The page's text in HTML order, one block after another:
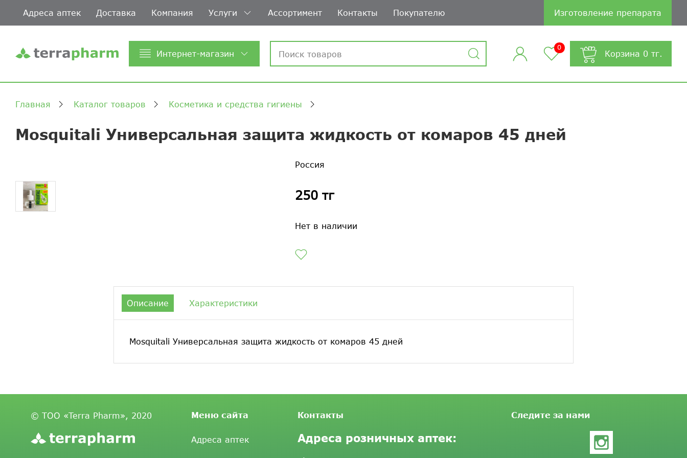
Адреса аптек Доставка Компания Услуги Ассортимент Контакты Покупателю Изготовление препарата
Интернет-магазин
0
Корзина 0 тг.
Главная Каталог товаров Косметика и средства гигиены
Mosquitali Универсальная защита жидкость от комаров 45 дней
Россия
250 тг
Нет в наличии
Описание Характеристики
Mosquitali Универсальная защита жидкость от комаров 45 дней
© ТОО «Terra Pharm», 2020 Меню сайта
Адреса аптек
Контакты
Адреса розничных аптек:
Следите за нами